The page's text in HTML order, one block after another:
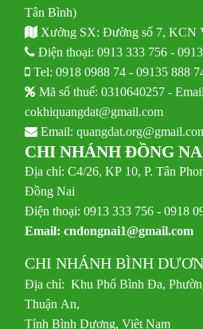
Tân Bình)
Xưởng SX: Đường số 7, KCN
Điện thoại:0913 333 756 -
Tel:0918 0988 74 -09135 888
Mã số thuế: 0310640257 -
cokhiquangdat@gmail.com
Email:
CHI NHÁNH ĐỒNG
Địa chỉ: C4/26, KP 10, P. Tân
Đồng Nai
Điện thoại: 0913 333 756 - 0918
Email:cndongnai1@gmail.com
CHI NHÁNH BÌNH
Địa chỉ: Khu Phố Bình Đa,
Thuận An,
Tỉnh Bình Dương, Việt Nam